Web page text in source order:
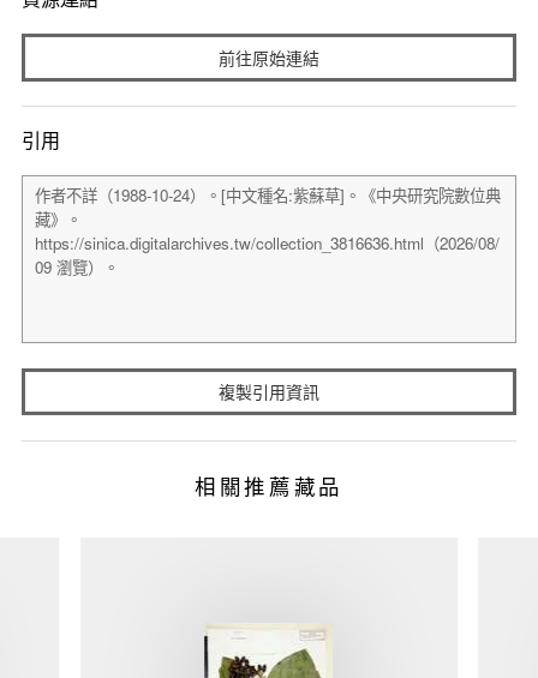
前往原始連結
引用
複製引用資訊
相關推薦藏品